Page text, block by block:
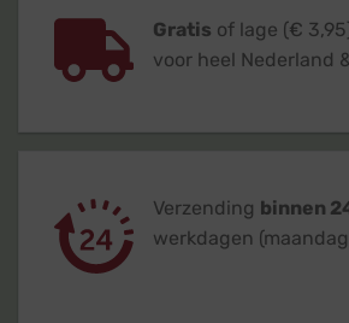
Gratis of lage (€
voor heel Nederland
Verzending binnen
werkdagen